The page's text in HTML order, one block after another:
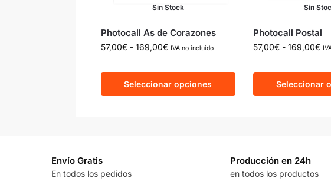
Sin Stock
Photocall As de Corazones
57,00€ - 169,00€ IVA no incluido
Seleccionar opciones
Sin
Photocall Postal
57,00€ - 169,00€
Seleccionar
Envío Gratis
En todos los pedidos
Producción en 24h
en todos los productos